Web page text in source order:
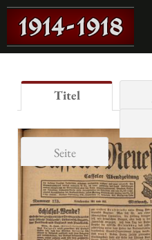
Titel
Seite